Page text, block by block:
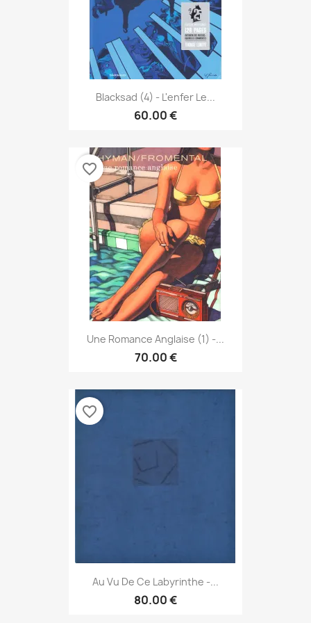
Blacksad (4) - L'enfer Le...
60.00 €
Une Romance Anglaise (1) -...
70.00 €
favorite_border
Au Vu De Ce Labyrinthe -...
80.00 €
favorite_border